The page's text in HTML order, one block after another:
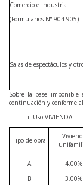
Comercio e Industria
(Formularios N° 904-905)
Salas de espectáculos y
Sobre la base imponible
continuación y conforme
Uso VIVIENDA
Tipo de obra
A
4,00%
B
3,00%